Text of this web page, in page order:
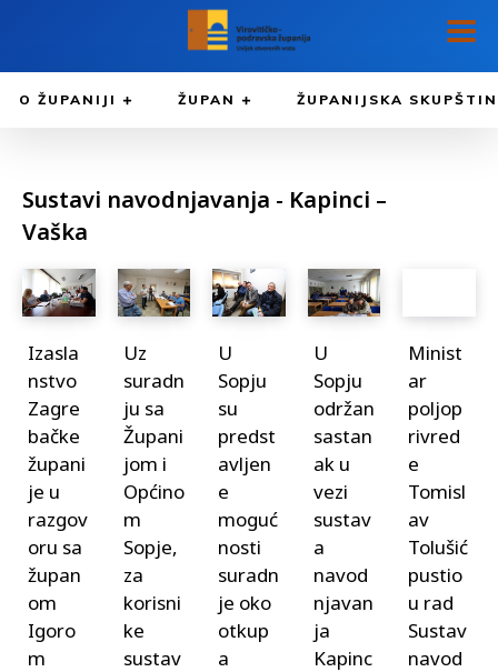
O ŽUPANIJI ŽUPAN ŽUPANIJSKA
Sustavi navodnjavanja - Kapinci –
Vaška
Izasla
nstvo
Zagre
bačke
župani
je u
razgov
oru sa
župan
om
Igoro
m
Uz
suradn
ju sa
Župani
jom i
Općino
m
Sopje,
za
korisni
ke
sustav
U
Sopju
su
predst
avljen
e
moguć
nosti
suradn
je oko
otkup
a
U
Sopju
održan
sastan
ak u
vezi
sustav
a
navod
njavan
ja
Kapinc
Minist
ar
poljop
rivred
e
Tomisl
av
Tolušić
pustio
u rad
Sustav
navod